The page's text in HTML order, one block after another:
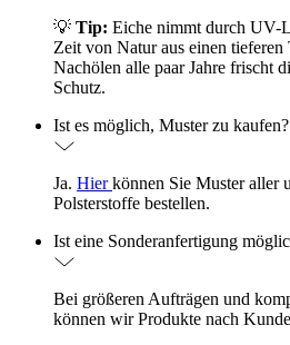
💡 Tip: Eiche nimmt durch UV-
Zeit von Natur aus einen tieferen
Nachölen alle paar Jahre frischt
Schutz.
Ist es möglich, Muster zu kaufen?
Ja. Hierkönnen Sie Muster aller
Polsterstoffe bestellen.
Ist eine Sonderanfertigung
Bei größeren Aufträgen und
können wir Produkte nach